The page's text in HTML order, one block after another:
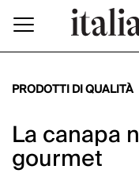
PRODOTTI DI QUALITÀ
La canapa
gourmet